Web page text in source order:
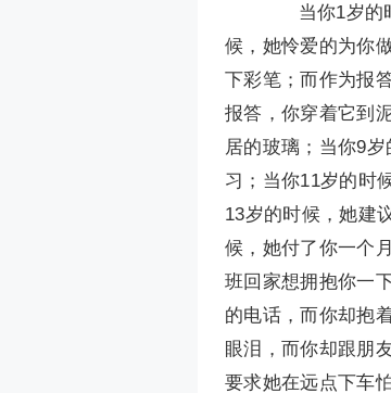
当你1岁的时
候，她怜爱的为你
下彩笔；而作为报
报答，你穿着它到
居的玻璃；当你9
习；当你11岁的时
13岁的时候，她建
候，她付了你一个
班回家想拥抱你一
的电话，而你却抱
眼泪，而你却跟朋
要求她在远点下车